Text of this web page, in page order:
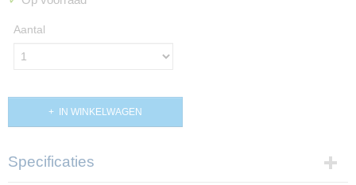
Aantal
IN WINKELWAGEN
Specificaties